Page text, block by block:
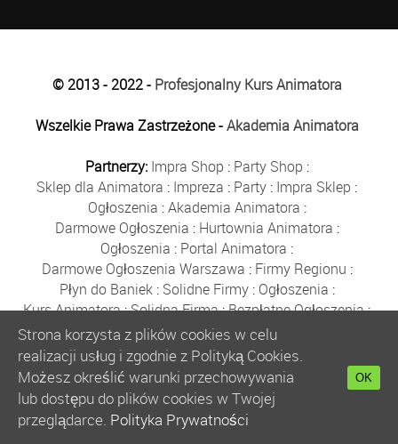
© 2013 - 2022 - Profesjonalny Kurs Animatora
Wszelkie Prawa Zastrzeżone -Akademia Animatora
Partnerzy: Impra Shop : Party Shop :
Sklep dla Animatora : Impreza : Party : Impra Sklep :
Ogłoszenia :Akademia Animatora :
Darmowe Ogłoszenia : Hurtownia Animatora :
Ogłoszenia : Portal Animatora :
Darmowe Ogłoszenia Warszawa : Firmy Regionu :
Płyn do Baniek: Solidne Firmy: Ogłoszenia :
Kurs Animatora:Solidna Firma:Bezpłatne Ogłoszenia:
Animator Czasu Wolnego:
Bezpłatne Ogłoszenia Warszawa:sklep animatora
Bańki Mydlane:Bezpłatne Ogłoszenia
Szkolenie Animatorów:Kurs Animatora
:
Kurs Animatora Warszawa :Rumia
Kurs Animatora Poznań:
Strona korzysta z plików cookies w celu
realizacji usług i zgodnie z Polityką Cookies.
Możesz określić warunki przechowywania
lub dostępu do plików cookies w Twojej
przeglądarce. Polityka Prywatności
OK